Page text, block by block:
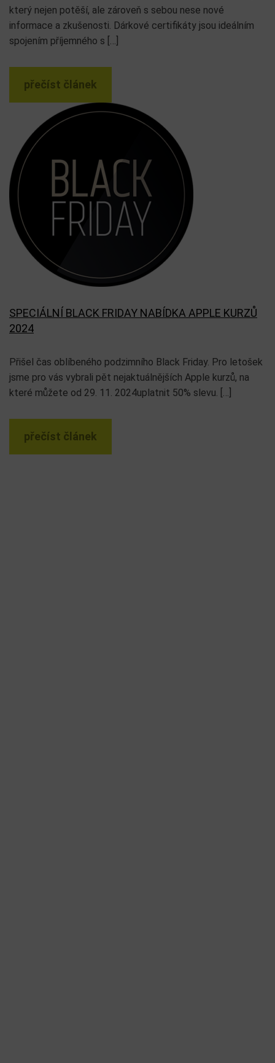
který nejen potěší, ale zároveň s sebou nese nové
informace a zkušenosti. Dárkové certifikáty jsou ideálním
spojením příjemného s […]
přečíst článek
SPECIÁLNÍ BLACK FRIDAY NABÍDKA APPLE KURZŮ
2024
Přišel čas oblíbeného podzimního Black Friday. Pro letošek
jsme pro vás vybrali pět nejaktuálnějších Apple kurzů, na
které můžete od 29. 11. 2024uplatnit 50% slevu. […]
přečíst článek